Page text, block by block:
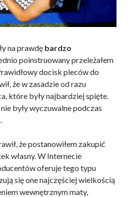
na prawdę bardzo
poinstruowany przeleżałem
docisk pleców do
że w zasadzie od razu
które były najbardziej spięte.
były wyczuwalne podczas
że postanowiłem zakupić
własny. W Internecie
oferuje tego typu
się one najczęściej wielkością
wewnętrznym maty,